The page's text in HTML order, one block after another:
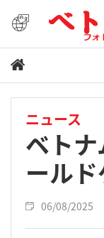
ニュース
ベト
ール
06/08/2025